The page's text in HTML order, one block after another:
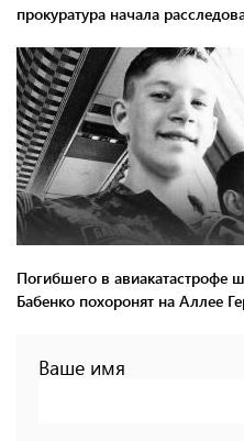
прокуратура начала
Погибшего в авиакатастрофе
Бабенко похоронят на Аллее
Ваше имя